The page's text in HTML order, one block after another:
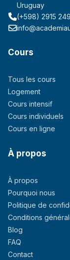
Uruguay
(+598) 2915
Cours
Tous les cours
Logement
Cours intensif
Cours individuels
Cours en ligne
À propos
À propos
Pourquoi nous
Politique de
Conditions
Blog
FAQ
Contact